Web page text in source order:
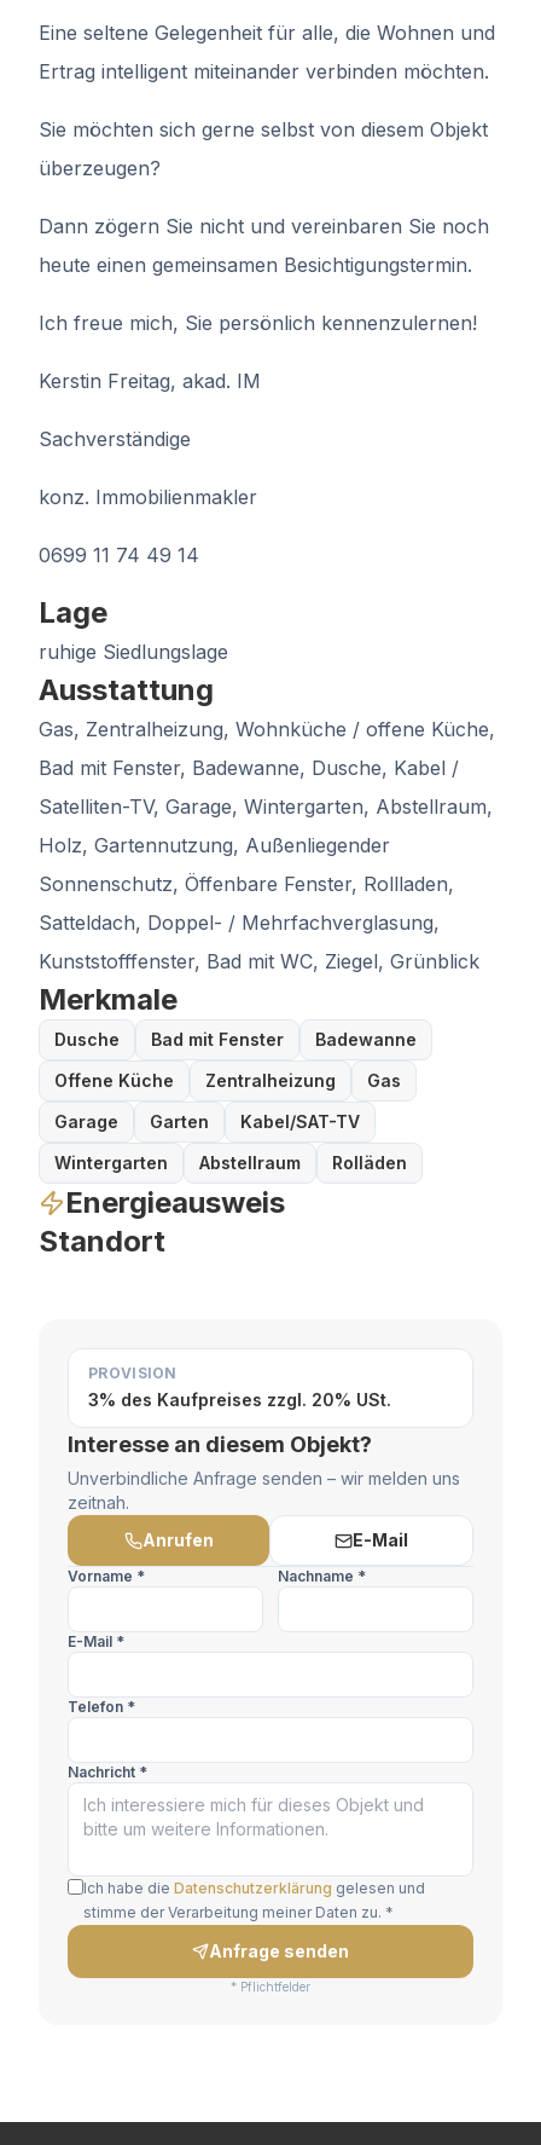
Eine seltene Gelegenheit für alle, die Wohnen und
Ertrag intelligent miteinander verbinden möchten.
Sie möchten sich gerne selbst von diesem Objekt
überzeugen?
Dann zögern Sie nicht und vereinbaren Sie noch
heute einen gemeinsamen Besichtigungstermin.
Ich freue mich, Sie persönlich kennenzulernen!
Kerstin Freitag, akad. IM
Sachverständige
konz. Immobilienmakler
0699 11 74 49 14
Lage
ruhige Siedlungslage
Ausstattung
Gas, Zentralheizung, Wohnküche / offene Küche,
Bad mit Fenster, Badewanne, Dusche, Kabel /
Satelliten-TV, Garage, Wintergarten, Abstellraum,
Holz, Gartennutzung, Außenliegender
Sonnenschutz, Öffenbare Fenster, Rollladen,
Satteldach, Doppel- / Mehrfachverglasung,
Kunststofffenster, Bad mit WC, Ziegel, Grünblick
Merkmale
Dusche Bad mit Fenster
Badewanne
Offene Küche
Zentralheizung
Gas
Garage
Garten
Kabel/SAT-TV
Wintergarten
Abstellraum Rolläden
Energieausweis
Standort
PROVISION
3% des Kaufpreises zzgl. 20% USt.
Interesse an diesem Objekt?
Unverbindliche Anfrage senden – wir melden uns
zeitnah.
Anrufen
E-Mail
Vorname * Nachname *
E-Mail *
Telefon *
Nachricht *
Ich habe die Datenschutzerklärung gelesen und
stimme der Verarbeitung meiner Daten zu. *
Anfrage senden
* Pflichtfelder